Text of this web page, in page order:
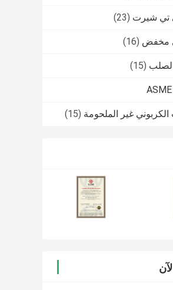
تي شيرت (23)
مخفض (16)
(15)
الكربوني غير الملحومة (15)